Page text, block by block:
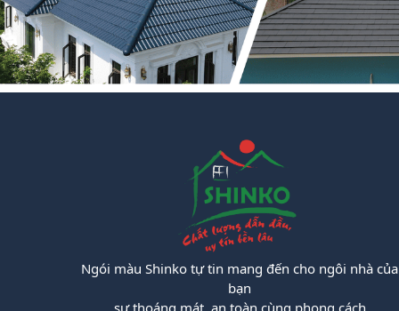
Ngói màu Shinko tự tin mang đến cho ngôi nhà của
bạn